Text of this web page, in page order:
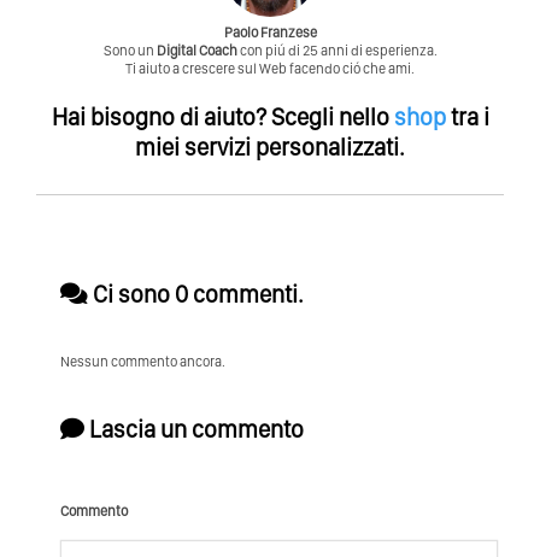
Paolo Franzese
Sono un Digital Coachcon piú di 25 anni di esperienza.
Ti aiuto a crescere sul Web facendo ció che ami.
Hai bisogno di aiuto?Scegli nello shoptra i
miei servizi personalizzati.
Ci sono 0 commenti.
Nessun commento ancora.
Lascia un commento
Commento